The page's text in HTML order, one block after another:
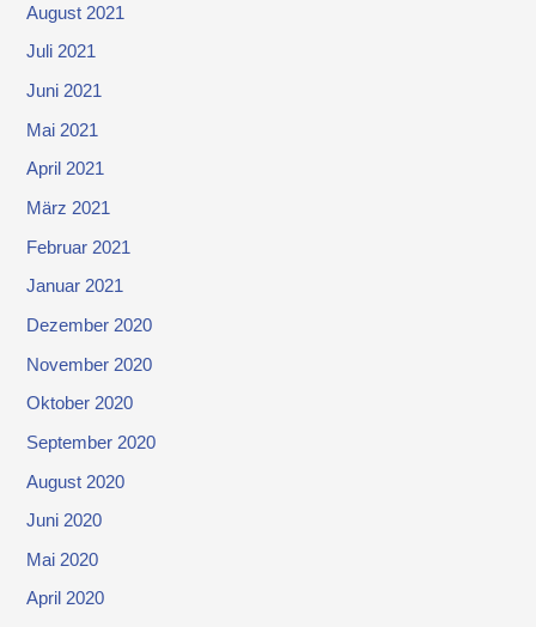
August 2021
Juli 2021
Juni 2021
Mai 2021
April 2021
März 2021
Februar 2021
Januar 2021
Dezember 2020
November 2020
Oktober 2020
September 2020
August 2020
Juni 2020
Mai 2020
April 2020